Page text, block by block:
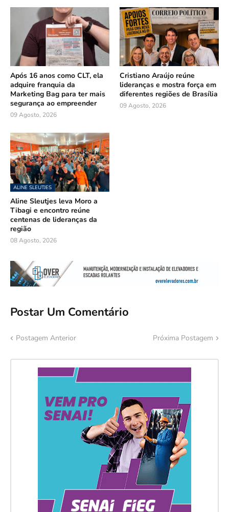
Após 16 anos como CLT, ela
adquire franquia da
Marketing Bag para ter mais
segurança ao empreender
09 Agosto, 2026
Cristiano Araújo reúne
lideranças e mostra força em
diferentes regiões de Brasília
09 Agosto, 2026
ALINE SLEUTJES
Aline Sleutjes leva Moro a
Tibagi e encontro reúne
centenas de lideranças da
região
08 Agosto, 2026
Postar Um Comentário
Postagem Anterior Próxima Postagem